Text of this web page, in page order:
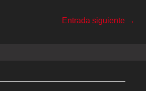
Entrada siguiente →